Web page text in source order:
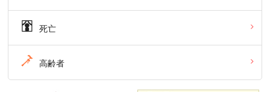
死亡
高齢者